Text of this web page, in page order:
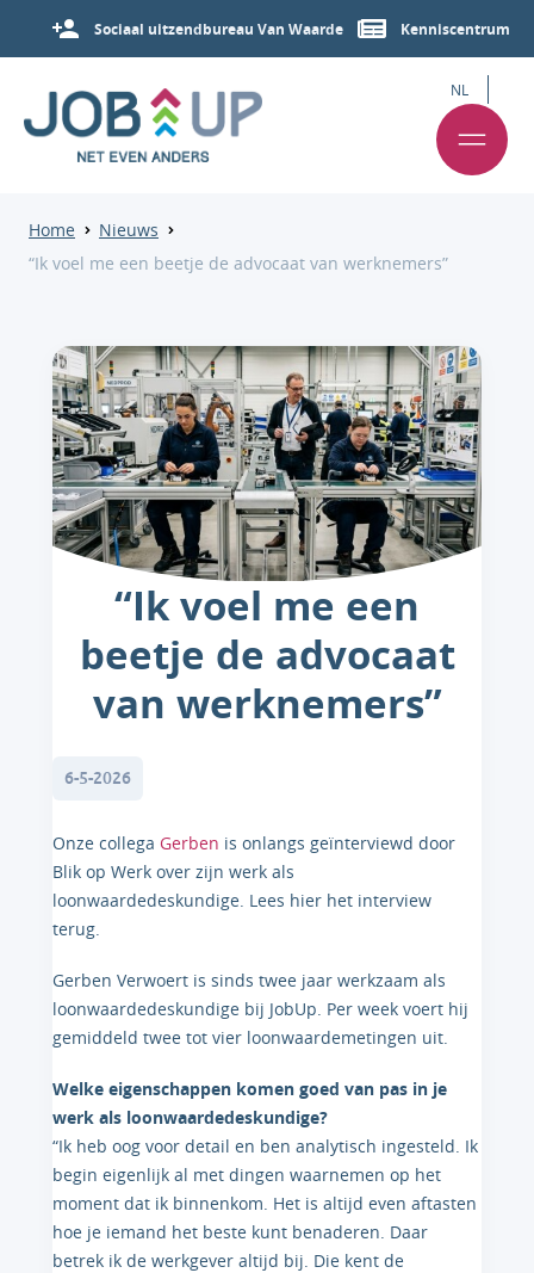
Sociaal uitzendbureau Van Waarde Kenniscentrum
NL
Home
Nieuws
“Ik voel me een beetje de advocaat van werknemers”
“Ik voel me een
beetje de advocaat
van werknemers”
6-5-2026
Onze collega Gerben is onlangs geïnterviewd door
Blik op Werk over zijn werk als
loonwaardedeskundige. Lees hier het interview
terug.
Gerben Verwoert is sinds twee jaar werkzaam als
loonwaardedeskundige bij JobUp. Per week voert hij
gemiddeld twee tot vier loonwaardemetingen uit.
Welke eigenschappen komen goed van pas in je
werk als loonwaardedeskundige?
“Ik heb oog voor detail en ben analytisch ingesteld. Ik
begin eigenlijk al met dingen waarnemen op het
moment dat ik binnenkom. Het is altijd even aftasten
hoe je iemand het beste kunt benaderen. Daar
betrek ik de werkgever altijd bij. Die kent de